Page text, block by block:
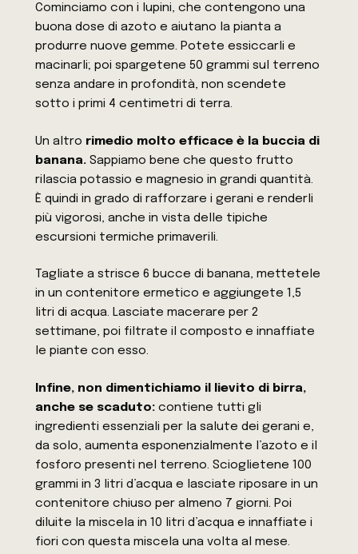
Cominciamo con i lupini, che contengono una
buona dose di azoto e aiutano la pianta a
produrre nuove gemme. Potete essiccarli e
macinarli; poi spargetene 50 grammi sul terreno
senza andare in profondità, non scendete
sotto i primi 4 centimetri di terra.
Un altro rimedio molto efficace è la buccia di
banana. Sappiamo bene che questo frutto
rilascia potassio e magnesio in grandi quantità.
È quindi in grado di rafforzare i gerani e renderli
più vigorosi, anche in vista delle tipiche
escursioni termiche primaverili.
Tagliate a strisce 6 bucce di banana, mettetele
in un contenitore ermetico e aggiungete 1,5
litri di acqua. Lasciate macerare per 2
settimane, poi filtrate il composto e innaffiate
le piante con esso.
Infine, non dimentichiamo il lievito di birra,
anche se scaduto: contiene tutti gli
ingredienti essenziali per la salute dei gerani e,
da solo, aumenta esponenzialmente l’azoto e il
fosforo presenti nel terreno. Scioglietene 100
grammi in 3 litri d’acqua e lasciate riposare in un
contenitore chiuso per almeno 7 giorni. Poi
diluite la miscela in 10 litri d’acqua e innaffiate i
fiori con questa miscela una volta al mese.